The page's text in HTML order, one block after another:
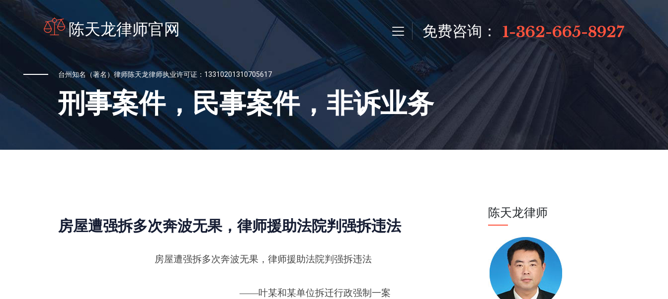
陈天龙律师官网 免费咨询： 1-362-665-8927
台州知名（著名）律师陈天龙律师执业许可证：13310201310705617
刑事案件，民事案件，非诉业务
房屋遭强拆多次奔波无果，律师援助法院判强拆违法
房屋遭强拆多次奔波无果，律师援助法院判强拆违法
——叶某和某单位拆迁行政强制一案
陈天龙律师